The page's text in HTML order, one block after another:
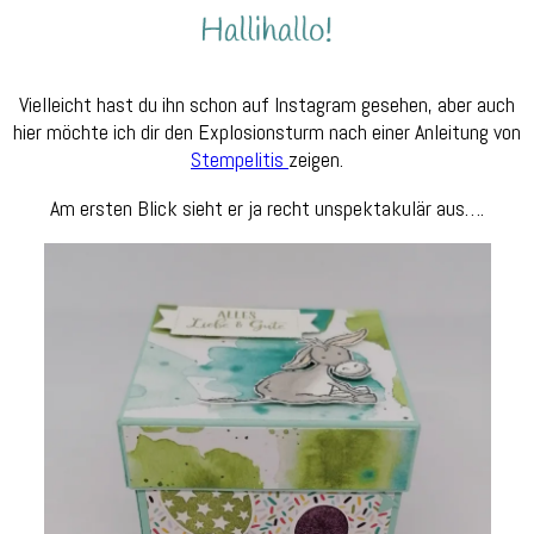
Vielleicht hast du ihn schon auf Instagram gesehen, aber auch
hier möchte ich dir den Explosionsturm nach einer Anleitung von
Stempelitis zeigen.
Am ersten Blick sieht er ja recht unspektakulär aus….